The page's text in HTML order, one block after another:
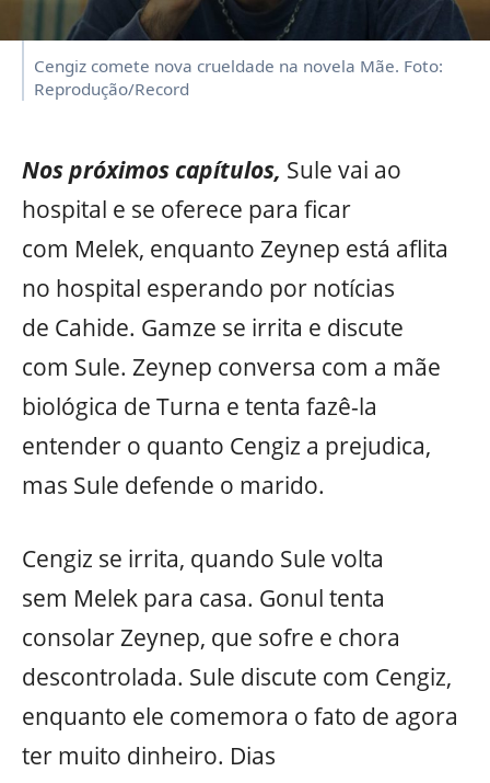
Cengiz comete nova crueldade na novela Mãe. Foto:
Reprodução/Record
Nos próximos capítulos, Sule vai ao
hospital e se oferece para ficar
com Melek, enquanto Zeynep está aflita
no hospital esperando por notícias
de Cahide. Gamze se irrita e discute
com Sule. Zeynep conversa com a mãe
biológica de Turna e tenta fazê-la
entender o quanto Cengiz a prejudica,
mas Sule defende o marido.
Cengiz se irrita, quando Sule volta
sem Melek para casa. Gonul tenta
consolar Zeynep, que sofre e chora
descontrolada. Sule discute com Cengiz,
enquanto ele comemora o fato de agora
ter muito dinheiro. Dias